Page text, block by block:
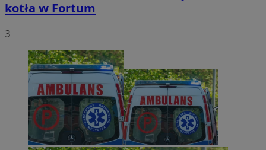
kotła w Fortum
3